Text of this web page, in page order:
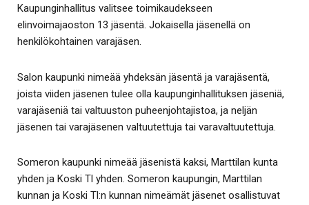
Kaupunginhallitus valitsee toimikaudekseen
elinvoimajaoston 13 jäsentä. Jokaisella jäsenellä on
henkilökohtainen varajäsen.
Salon kaupunki nimeää yhdeksän jäsentä ja varajäsentä,
joista viiden jäsenen tulee olla kaupunginhallituksen jäseniä,
varajäseniä tai valtuuston puheenjohtajistoa, ja neljän
jäsenen tai varajäsenen valtuutettuja tai varavaltuutettuja.
Someron kaupunki nimeää jäsenistä kaksi, Marttilan kunta
yhden ja Koski Tl yhden. Someron kaupungin, Marttilan
kunnan ja Koski Tl:n kunnan nimeämät jäsenet osallistuvat